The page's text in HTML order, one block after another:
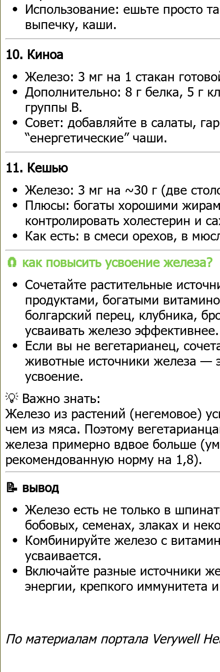
Использование: ешьте просто
выпечку, каши.
10. Киноа
Железо: 3 мг на 1 стакан
Дополнительно: 8 г белка, 5 г
группы B.
Совет: добавляйте в салаты,
“енергетические” чаши.
11. Кешью
Железо: 3 мг на ~30 г (две
Плюсы: богаты хорошими
контролировать холестерин и
Как есть: в смеси орехов, в
🧲 как повысить усвоение железа?
Сочетайте растительные
продуктами, богатыми
болгарский перец, клубника,
усваивать железо эффективнее.
Если вы не вегетарианец,
животные источники железа —
усвоение.
💡 Важно знать:
Железо из растений (негемовое)
чем из мяса. Поэтому
железа примерно вдвое больше
рекомендованную норму на 1,8).
📝 вывод
Железо есть не только в
бобовых, семенах, злаках и
Комбинируйте железо с
усваивается.
Включайте разные источники
энергии, крепкого иммунитета
По материалам портала Verywell